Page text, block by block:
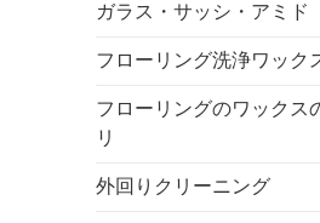
ガラス・サッシ・アミド
フローリング洗浄ワック
フローリングのワックス
リ
外回りクリーニング